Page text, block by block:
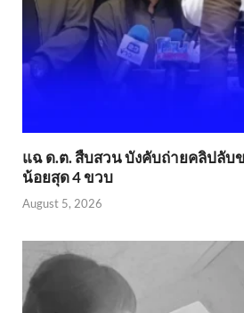
แฉ ด.ต. สืบสวน บังคับถ่ายคลิปลับ
น้อยสุด 4 ขวบ
August 5, 2026